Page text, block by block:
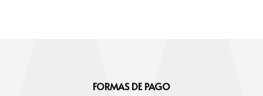
FORMAS DE PAGO